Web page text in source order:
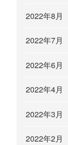
2022年8月
2022年7月
2022年6月
2022年4月
2022年3月
2022年2月